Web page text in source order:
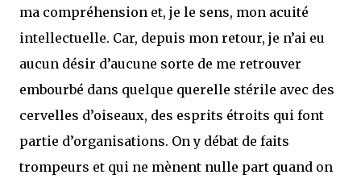
ma compréhension et, je le sens, mon acuité
intellectuelle. Car, depuis mon retour, je n’ai eu
aucun désir d’aucune sorte de me retrouver
embourbé dans quelque querelle stérile avec des
cervelles d’oiseaux, des esprits étroits qui font
partie d’organisations. On y débat de faits
trompeurs et qui ne mènent nulle part quand on